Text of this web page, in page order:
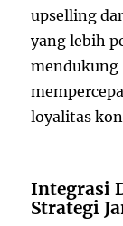
upselling
yang lebih
mendukung
loyalitas
Integrasi
Strategi